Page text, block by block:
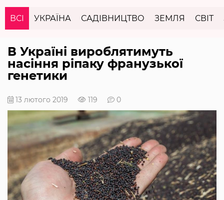
ВСІ УКРАЇНА САДІВНИЦТВО ЗЕМЛЯ СВІТ
В Україні вироблятимуть
насіння ріпаку франузької
генетики
13 лютого 2019 119 0